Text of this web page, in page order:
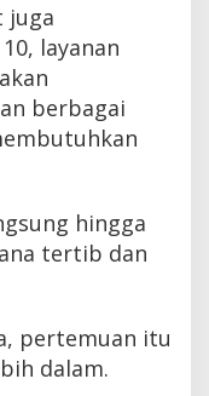
juga
layanan
berbagai
hingga
tertib dan
pertemuan itu
dalam.